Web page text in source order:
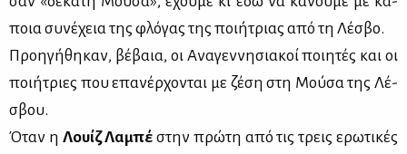
ποια συ­νέ­χεια της φλό­γας της ποι­ή­τριας από τη Λέ­σβο.
Προη­γή­θη­καν, βέ­βαια, οι Ανα­γεν­νη­σια­κοί ποι­η­τές και οι
ποι­ή­τριες που επα­νέρ­χο­νται με ζέ­ση στη Μού­σα της Λέ­
σβου.
Όταν η Λουίζ Λα­μπέ στην πρώ­τη από τις τρεις ερω­τι­κές